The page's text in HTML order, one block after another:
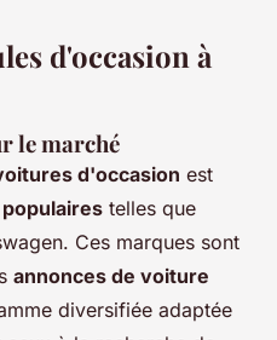
d'occasion à
le marché
d'occasion est
telles que
Ces marques sont
annonces de voiture
diversifiée adaptée